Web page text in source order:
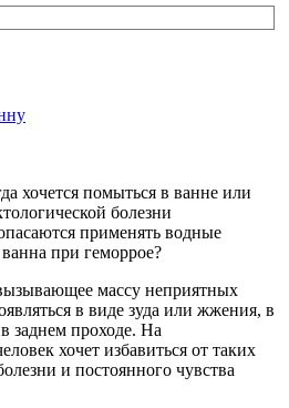
хочется помыться в ванне или
болезни
применять водные
при геморрое?
массу неприятных
в виде зуда или жжения, в
заднем проходе. На
хочет избавиться от таких
и постоянного чувства